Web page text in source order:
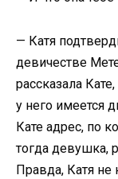
— Катя
девичестве
рассказала
у него имеется
Кате адрес, по
тогда девушка,
Правда, Катя не